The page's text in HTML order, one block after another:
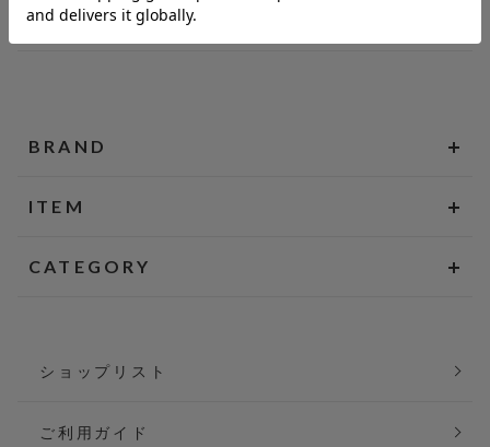
BRAND
ITEM
CATEGORY
ショップリスト
ご利用ガイド